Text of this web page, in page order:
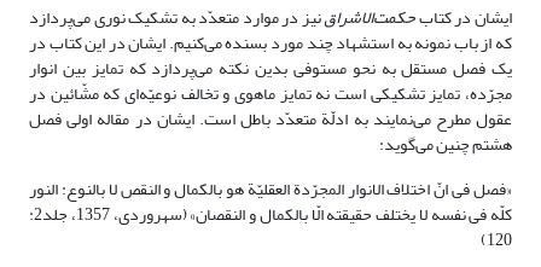
ایشان در کتابحکمت‌الاشراقنیز در موارد متعدّد به تشکیک نوری می‌پردازد
که از باب نمونه به استشهاد چند مورد بسنده می‌کنیم. ایشان در این کتاب در
یک فصل مستقل به نحو مستوفی بدین نکته می‌پردازد که تمایز بین انوار
مجرّده، تمایز تشکیکی است نه تمایز ماهوی و تخالف نوعیّه‌ای که مشّائین در
عقول مطرح می‌نمایند به ادلّة متعدّد باطل است. ایشان در مقاله اولی فصل
هشتم چنین می‌گوید:
«فصل فى انّ اختلاف الانوار المجرّدة العقلیّة هو بالکمال و النقص لا بالنوع: النور
کلّه فى نفسه لا یختلف حقیقته الّا بالکمال و النقصان» (سهروردی، 1357، جلد‏2:
120)